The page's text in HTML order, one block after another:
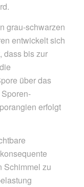
grau-schwarzen
entwickelt sich
dass bis zur
über das
erfolgt
Schimmel zu